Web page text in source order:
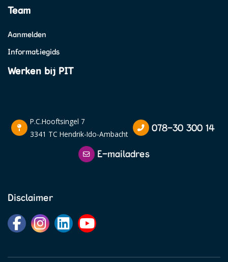
Team
Aanmelden
Informatiegids
Werken bij PIT
P.C.Hooftsingel 7
3341 TC Hendrik-Ido-Ambacht
078-30 300 14
E-mailadres
Disclaimer